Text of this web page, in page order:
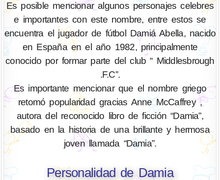
Es posible mencionar algunos personajes celebres
e importantes con este nombre, entre estos se
encuentra el jugador de fútbol Damiá Abella, nacido
en España en el año 1982, principalmente
conocido por formar parte del club “ Middlesbrough
.F.C”.
Es importante mencionar que el nombre griego
retomó popularidad gracias Anne McCaffrey ,
autora del reconocido libro de ficción “Damia”,
basado en la historia de una brillante y hermosa
joven llamada “Damia”.
Personalidad de Damia